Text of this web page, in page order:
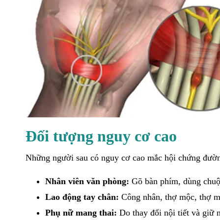
Đối tượng nguy cơ cao
Những người sau có nguy cơ cao mắc hội chứng
Nhân viên văn phòng: Gõ bàn phím, dùng
Lao động tay chân: Công nhân, thợ mộc, thợ
Phụ nữ mang thai: Do thay đổi nội tiết và giữ